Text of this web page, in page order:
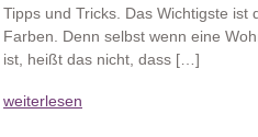
Tipps und Tricks. Das Wichtigste ist
Farben. Denn selbst wenn eine
ist, heißt das nicht, dass […]
weiterlesen